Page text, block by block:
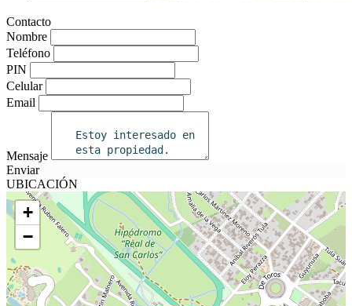
Contacto
Nombre
Teléfono
PIN
Celular
Email
Mensaje
Enviar
UBICACIÓN
+
−